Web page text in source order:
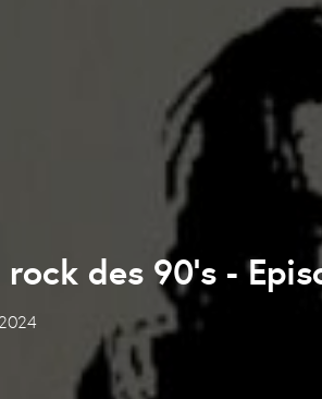
des 90's -